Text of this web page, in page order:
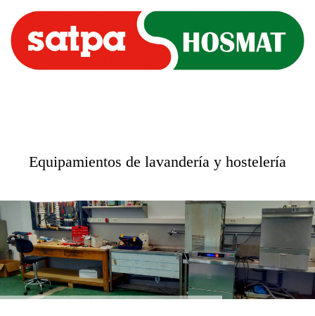
Equipamientos de lavandería y hostelería